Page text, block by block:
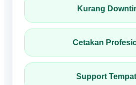
Kurang
Cetakan
Support